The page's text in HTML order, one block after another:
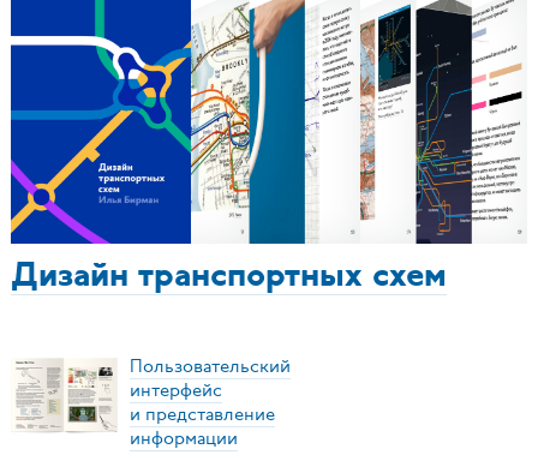
Дизайн транспортных схем
Пользовательский
интерфейс
и представление
информации